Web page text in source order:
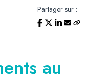
Partager sur :
au